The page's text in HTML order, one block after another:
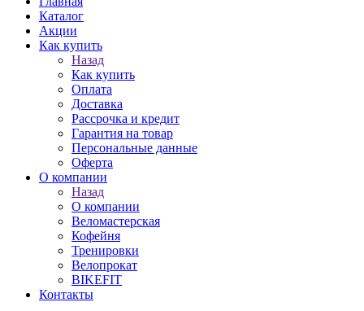
Каталог
Акции
Как купить
Назад
Как купить
Оплата
Доставка
Рассрочка и кредит
Гарантия на товар
Персональные данные
Оферта
О компании
Назад
О компании
Веломастерская
Кофейня
Тренировки
Велопрокат
BIKEFIT
Контакты